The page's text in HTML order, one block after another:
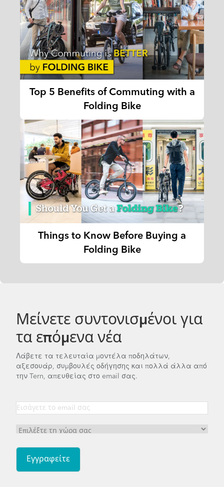
Top 5 Benefits of Commuting with a
Folding Bike
Things to Know Before Buying a
Folding Bike
Μείνετε συντονισμένοι για
τα επόμενα νέα
Λάβετε τα τελευταία μοντέλα ποδηλάτων,
αξεσουάρ, συμβουλές οδήγησης και πολλά άλλα από
την Tern, απευθείας στο email σας.